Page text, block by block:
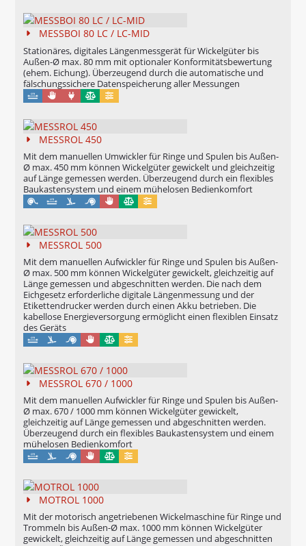
MESSBOI 80 LC / LC-MID
Stationäres, digitales Längenmessgerät für Wickelgüter bis
Außen-Ø max. 80 mm mit optionaler Konformitätsbewertung
(ehem. Eichung). Überzeugend durch die automatische und
fälschungssichere Datenspeicherung aller Messungen
Manuell
Maschinell
Eichung möglich
Konfigurierbar
MESSROL 450
Mit dem manuellen Umwickler für Ringe und Spulen bis Außen-
Ø max. 450 mm können Wickelgüter gewickelt und gleichzeitig
auf Länge gemessen werden. Überzeugend durch ein flexibles
Baukastensystem und einem mühelosen Bedienkomfort
Manuell
Eichung möglich
Konfigurierbar
MESSROL 500
Mit dem manuellen Aufwickler für Ringe und Spulen bis Außen-
Ø max. 500 mm können Wickelgüter gewickelt, gleichzeitig auf
Länge gemessen und abgeschnitten werden. Die nach dem
Eichgesetz erforderliche digitale Längenmessung und der
Etikettendrucker werden durch einen Akku betrieben. Die
kabellose Energieversorgung ermöglicht einen flexiblen Einsatz
des Geräts
Manuell
Eichung möglich
Konfigurierbar
MESSROL 670 / 1000
Mit dem manuellen Aufwickler für Ringe und Spulen bis Außen-
Ø max. 670 / 1000 mm können Wickelgüter gewickelt,
gleichzeitig auf Länge gemessen und abgeschnitten werden.
Überzeugend durch ein flexibles Baukastensystem und einem
mühelosen Bedienkomfort
Manuell
Eichung möglich
Konfigurierbar
MOTROL 1000
Mit der motorisch angetriebenen Wickelmaschine für Ringe und
Trommeln bis Außen-Ø max. 1000 mm können Wickelgüter
gewickelt, gleichzeitig auf Länge gemessen und abgeschnitten